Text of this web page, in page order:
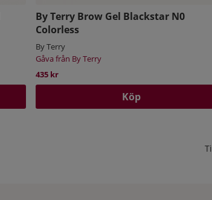
By Terry Brow Gel Blackstar N0
Colorless
By Terry
Gåva från By Terry
435 kr
Köp